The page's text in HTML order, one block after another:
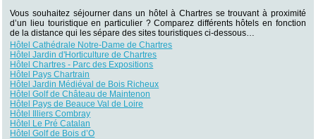
Vous souhaitez séjourner dans un hôtel à Chartres se trouvant à proximité
d’un lieu touristique en particulier ? Comparez différents hôtels en fonction
de la distance qui les sépare des sites touristiques ci-dessous…
Hôtel Cathédrale Notre-Dame de Chartres
Hôtel Jardin d'Horticulture de Chartres
Hôtel Chartres - Parc des Expositions
Hôtel Pays Chartrain
Hôtel Jardin Médiéval de Bois Richeux
Hôtel Golf de Château de Maintenon
Hôtel Pays de Beauce Val de Loire
Hôtel Illiers Combray
Hôtel Le Pré Catalan
Hôtel Golf de Bois d’O